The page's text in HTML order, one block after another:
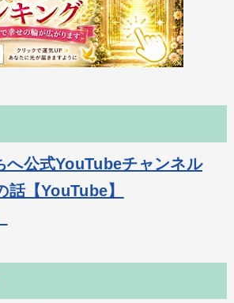
へ公式YouTubeチャンネル
話【YouTube】